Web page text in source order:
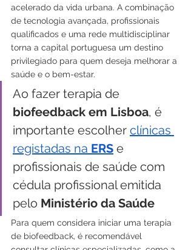
acelerado da vida urbana. A combinação
de tecnologia avançada, profissionais
qualificados e uma rede multidisciplinar
torna a capital portuguesa um destino
privilegiado para quem deseja melhorar a
saúde e o bem-estar.
Ao fazer terapia de
biofeedback em Lisboa, é
importante escolher clínicas
registadas na ERS e
profissionais de saúde com
cédula profissional emitida
pelo Ministério da Saúde
Para quem considera iniciar uma terapia
de biofeedback, é recomendável